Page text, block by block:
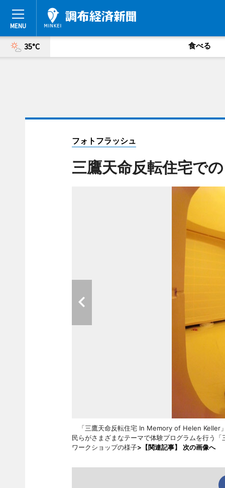
35°C 食べる
フォトフラッシュ
三鷹天命反転住宅で
「三鷹天命反転住宅 In Memory of Helen Keller
民らがさまざまなテーマで体験プログラムを行う
ワークショップの様子> 【関連記事】 次の画像へ